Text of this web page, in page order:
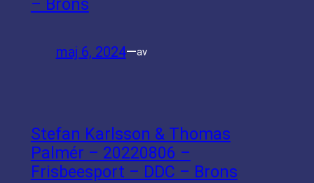
– Brons
maj 6, 2024—av
Stefan Karlsson & Thomas
Palmér – 20220806 –
Frisbeesport – DDC – Brons